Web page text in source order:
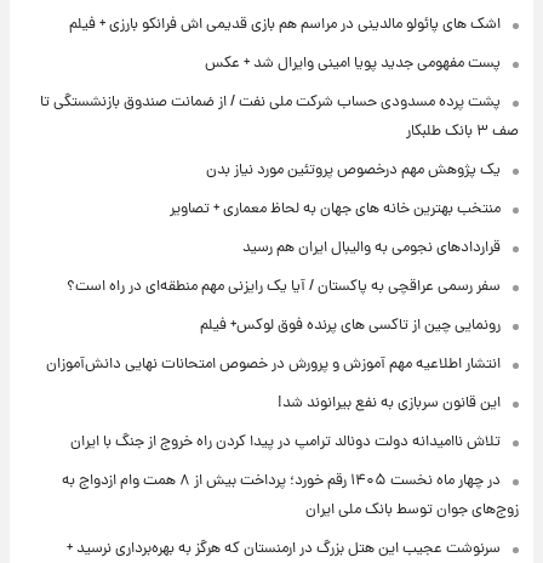
اشک های پائولو مالدینی در مراسم هم بازی قدیمی اش فرانکو بارزی + فیلم
پست مفهومی جدید پویا امینی وایرال شد + عکس
پشت پرده‌ مسدودی حساب شرکت ملی نفت / از ضمانت صندوق بازنشستگی تا
صف ۳ بانک طلبکار
یک پژوهش مهم درخصوص پروتئین مورد نیاز بدن
منتخب بهترین خانه های جهان به لحاظ معماری + تصاویر
قراردادهای نجومی به والیبال ایران هم رسید
سفر رسمی عراقچی به پاکستان / آیا یک رایزنی مهم منطقه‌ای در راه است؟
رونمایی چین از تاکسی های پرنده فوق لوکس+ فیلم
انتشار اطلاعیه مهم آموزش و پرورش در خصوص امتحانات نهایی دانش‌آموزان
این قانون سربازی به نفع بیرانوند شد!
تلاش ناامیدانه‌ دولت دونالد ترامپ در پیدا کردن راه خروج از جنگ با ایران
در چهار ماه نخست ۱۴۰۵ رقم خورد؛ پرداخت بیش از ۸ همت وام ازدواج به
زوج‌های جوان توسط بانک ملی ایران
سرنوشت عجیب این هتل بزرگ در ارمنستان که هرگز به بهره‌برداری نرسید +